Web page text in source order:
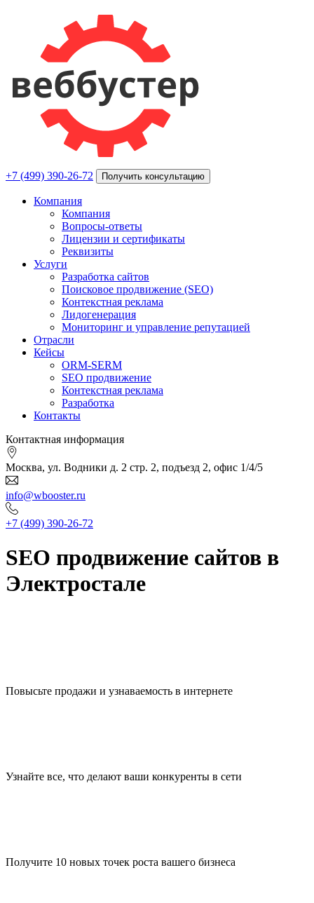
+7 (499) 390-26-72 Получить консультацию
Компания
Компания
Вопросы-ответы
Лицензии и сертификаты
Реквизиты
Услуги
Разработка сайтов
Поисковое продвижение (SEO)
Контекстная реклама
Лидогенерация
Мониторинг и управление репутацией
Отрасли
Кейсы
ORM-SERM
SEO продвижение
Контекстная реклама
Разработка
Контакты
Контактная информация
Москва, ул. Водники д. 2 стр. 2, подъезд 2, офис 1/4/5
info@wbooster.ru
+7 (499) 390-26-72
SEO продвижение сайтов в
Электростале
Повысьте продажи и узнаваемость в интернете
Узнайте все, что делают ваши конкуренты в сети
Получите 10 новых точек роста вашего бизнеса